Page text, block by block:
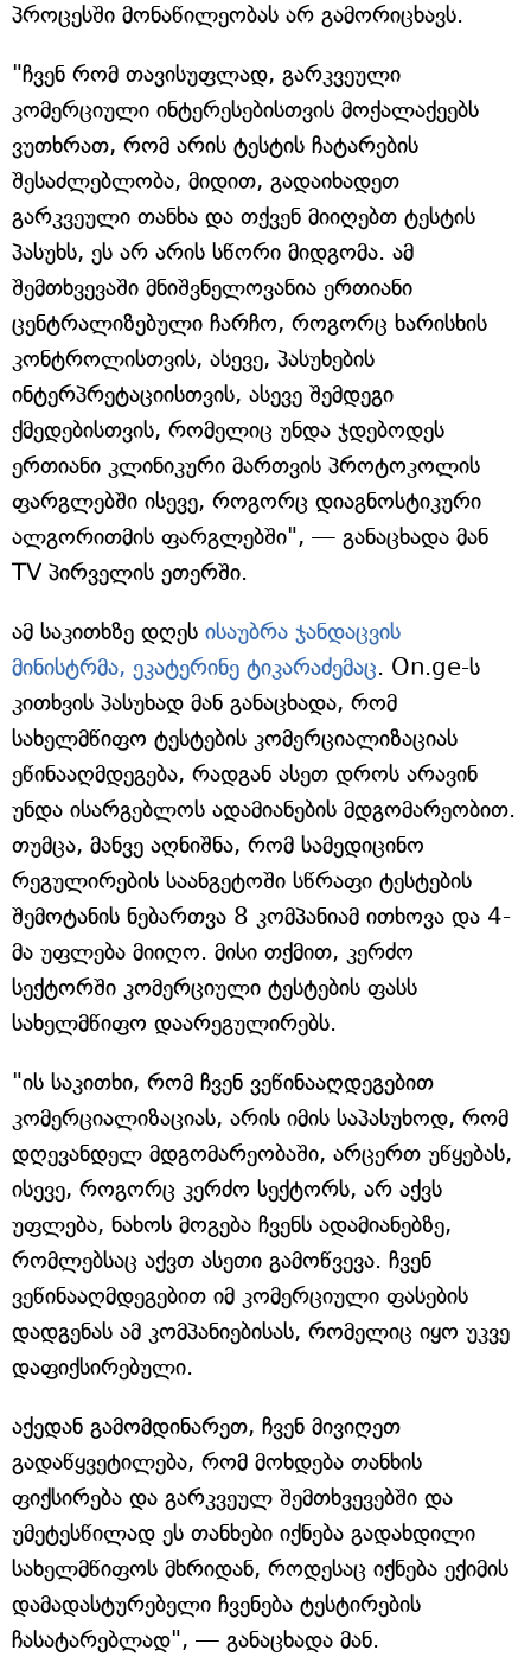
პროცესში მონაწილეობას არ გამორიცხავს.
"ჩვენ რომ თავისუფლად, გარკვეული
კომერციული ინტერესებისთვის მოქალაქეებს
ვუთხრათ, რომ არის ტესტის ჩატარების
შესაძლებლობა, მიდით, გადაიხადეთ
გარკვეული თანხა და თქვენ მიიღებთ ტესტის
პასუხს, ეს არ არის სწორი მიდგომა. ამ
შემთხვევაში მნიშვნელოვანია ერთიანი
ცენტრალიზებული ჩარჩო, როგორც ხარისხის
კონტროლისთვის, ასევე, პასუხების
ინტერპრეტაციისთვის, ასევე შემდეგი
ქმედებისთვის, რომელიც უნდა ჯდებოდეს
ერთიანი კლინიკური მართვის პროტოკოლის
ფარგლებში ისევე, როგორც დიაგნოსტიკური
ალგორითმის ფარგლებში", — განაცხადა მან
TV პირველის ეთერში.
ამ საკითხზე დღეს ისაუბრა ჯანდაცვის
მინისტრმა, ეკატერინე ტიკარაძემაც. On.ge-ს
კითხვის პასუხად მან განაცხადა, რომ
სახელმწიფო ტესტების კომერციალიზაციას
ეწინააღმდეგება, რადგან ასეთ დროს არავინ
უნდა ისარგებლოს ადამიანების მდგომარეობით.
თუმცა, მანვე აღნიშნა, რომ სამედიცინო
რეგულირების საანგეტოში სწრაფი ტესტების
შემოტანის ნებართვა 8 კომპანიამ ითხოვა და 4-
მა უფლება მიიღო. მისი თქმით, კერძო
სექტორში კომერციული ტესტების ფასს
სახელმწიფო დაარეგულირებს.
"ის საკითხი, რომ ჩვენ ვეწინააღდეგებით
კომერციალიზაციას, არის იმის საპასუხოდ, რომ
დღევანდელ მდგომარეობაში, არცერთ უწყებას,
ისევე, როგორც კერძო სექტორს, არ აქვს
უფლება, ნახოს მოგება ჩვენს ადამიანებზე,
რომლებსაც აქვთ ასეთი გამოწვევა. ჩვენ
ვეწინააღმდეგებით იმ კომერციული ფასების
დადგენას ამ კომპანიებისას, რომელიც იყო უკვე
დაფიქსირებული.
აქედან გამომდინარეთ, ჩვენ მივიღეთ
გადაწყვეტილება, რომ მოხდება თანხის
ფიქსირება და გარკვეულ შემთხვევებში და
უმეტესწილად ეს თანხები იქნება გადახდილი
სახელმწიფოს მხრიდან, როდესაც იქნება ექიმის
დამადასტურებელი ჩვენება ტესტირების
ჩასატარებლად", — განაცხადა მან.